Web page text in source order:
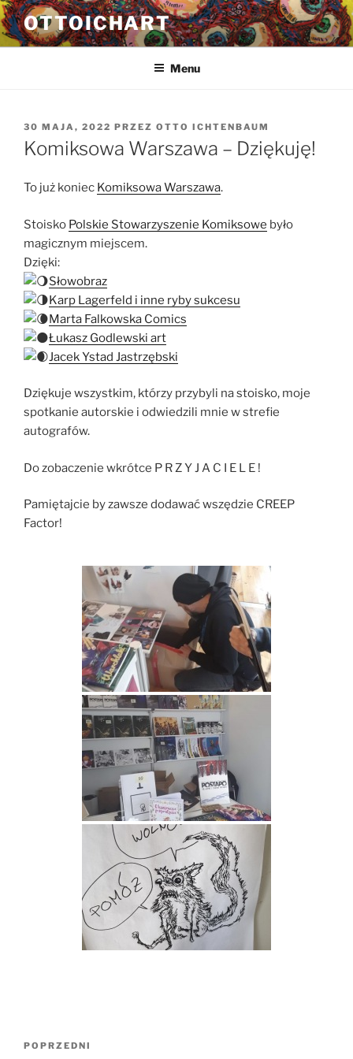
Przejdź
do
treści
OTTOICHART
Menu
OPUBLIKOWANE
W
30 MAJA, 2022 PRZEZ OTTO ICHTENBAUM
Komiksowa Warszawa – Dziękuję!
To już koniec Komiksowa Warszawa.
Stoisko Polskie Stowarzyszenie Komiksowe było
magicznym miejscem.
Dzięki:
Słowobraz
Karp Lagerfeld i inne ryby sukcesu
Marta Falkowska Comics
Łukasz Godlewski art
Jacek Ystad Jastrzębski
Dziękuje wszystkim, którzy przybyli na stoisko, moje
spotkanie autorskie i odwiedzili mnie w strefie
autografów.
Do zobaczenie wkrótce P R Z Y J A C I E L E !
Pamiętajcie by zawsze dodawać wszędzie CREEP
Factor!
Nawigacja
Poprzedni
POPRZEDNI